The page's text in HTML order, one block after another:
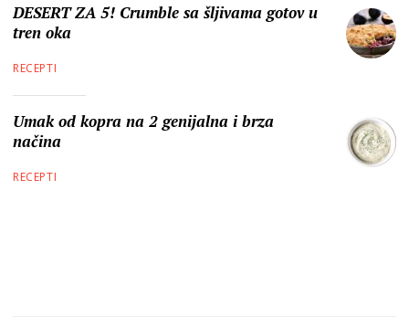
DESERT ZA 5! Crumble sa šljivama gotov u
tren oka
RECEPTI
Umak od kopra na 2 genijalna i brza
načina
RECEPTI